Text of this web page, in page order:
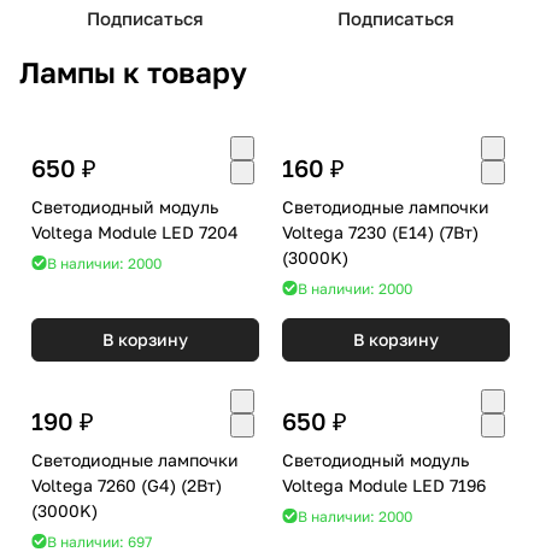
Подписаться Подписаться
Лампы к товару
650 ₽
Светодиодный модуль
Voltega Module LED 7204
В наличии: 2000
В корзину
160 ₽
Светодиодные лампочки
Voltega 7230 (E14) (7Вт)
(3000K)
В наличии: 2000
В корзину
190 ₽
Светодиодные лампочки
Voltega 7260 (G4) (2Вт)
(3000K)
В наличии: 697
650 ₽
Светодиодный модуль
Voltega Module LED 7196
В наличии: 2000